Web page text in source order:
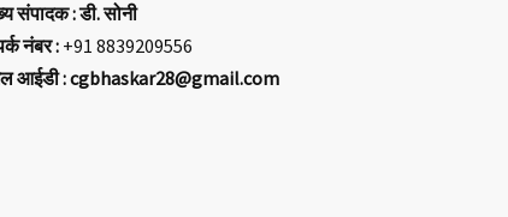
संपादक : डी. सोनी
नंबर :+91 8839209556
आईडी : cgbhaskar28@gmail.com